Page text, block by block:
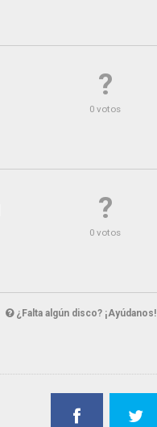
?
0 votos
?
0 votos
¿Falta algún disco? ¡Ayúdanos!